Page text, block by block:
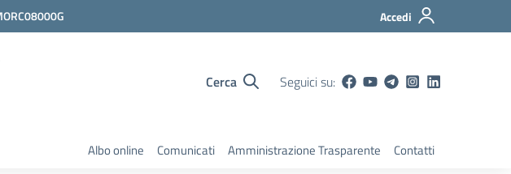
Accedi
Cerca Seguici su:
Albo online Comunicati Amministrazione Trasparente Contatti